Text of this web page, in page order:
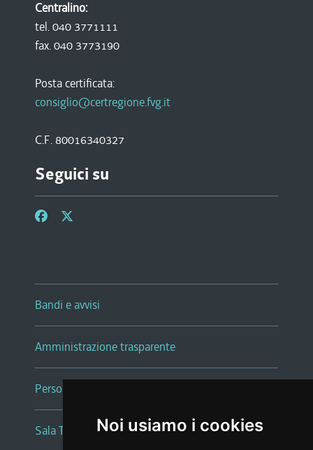
Noi usiamo i cookies
Centralino:
tel. 040 3771111
fax. 040 3773190
Posta certificata:
consiglio@certregione.fvg.it
C.F. 80016340327
Seguici su
Bandi e avvisi
Amministrazione trasparente
Persone e Uffici
Sala Tiziano Tessitori